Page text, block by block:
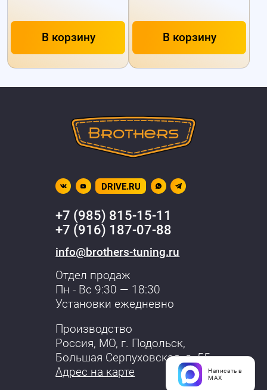
В корзину В корзину
DRIVE.RU
+7 (985) 815-15-11
+7 (916) 187-07-88
info@brothers-tuning.ru
Отдел продаж
Пн - Вс 9:30 — 18:30
Установки ежедневно
Производство
Россия, МО, г. Подольск,
Большая Серпуховская, д. 55
Адрес на карте
Написать в
MAX